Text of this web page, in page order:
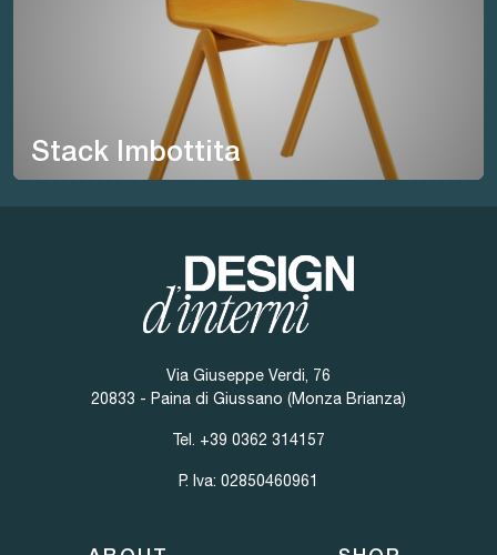
Stack Imbottita
Via Giuseppe Verdi, 76
20833 - Paina di Giussano (Monza Brianza)
Tel. +39 0362 314157
P. Iva: 02850460961